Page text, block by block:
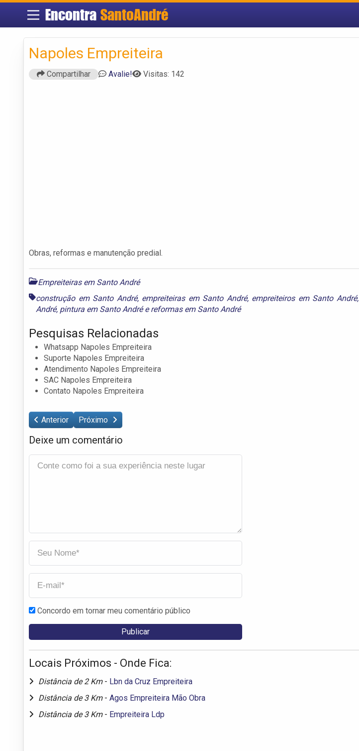
Encontra SantoAndré
Napoles Empreiteira
Compartilhar Avalie! Visitas: 142
Obras, reformas e manutenção predial.
Empreiteiras em Santo André
construção em Santo André, empreiteiras em Santo André, empreiteiros em Santo André,
André, pintura em Santo Andréereformas em Santo André
Pesquisas Relacionadas
Whatsapp Napoles Empreiteira
Suporte Napoles Empreiteira
Atendimento Napoles Empreiteira
SAC Napoles Empreiteira
Contato Napoles Empreiteira
Anterior Próximo
Deixe um comentário
Concordo em tornar meu comentário público
Locais Próximos - Onde Fica:
Distância de 2 Km - Lbn da Cruz Empreiteira
Distância de 3 Km - Agos Empreiteira Mão Obra
Distância de 3 Km - Empreiteira Ldp